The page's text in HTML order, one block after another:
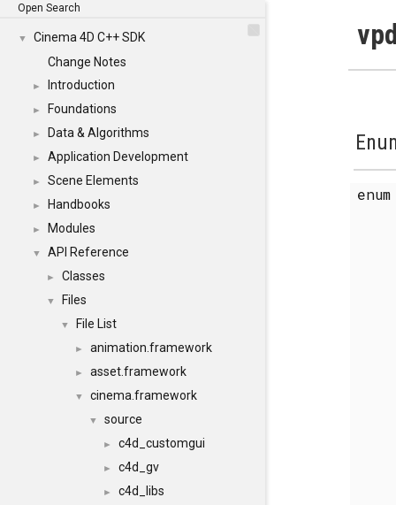
Open Search
▼
Cinema 4D C++ SDK
Change Notes
► Introduction
► Foundations
► Data & Algorithms
► Application Development
► Scene Elements
► Handbooks
► Modules
▼ API Reference
► Classes
▼ Files
▼ File List
► animation.framework
► asset.framework
▼ cinema.framework
▼ source
► c4d_customgui
► c4d_gv
► c4d_libs